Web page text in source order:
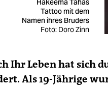
Hakeema Tahas
Tattoo mit dem
Namen ihres Bruders
Foto: Doro Zinn
Ihr Leben hat sich
Als 19-Jährige